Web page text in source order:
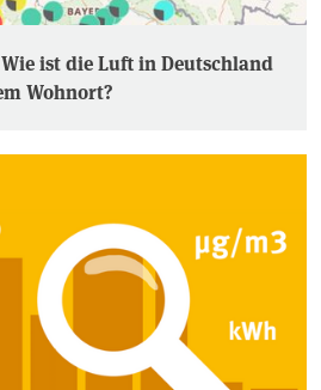
ist die Luft in Deutschland
Wohnort?